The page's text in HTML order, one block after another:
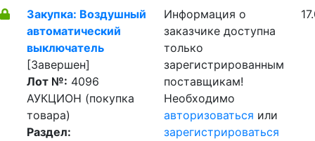
Закупка: Воздушный
автоматический
выключатель
[Завершен]
Лот №: 4096
АУКЦИОН (покупка
товара)
Раздел:
Информация о
заказчике доступна
только
зарегистрированным
поставщикам!
Необходимо
авторизоваться или
зарегистрироваться